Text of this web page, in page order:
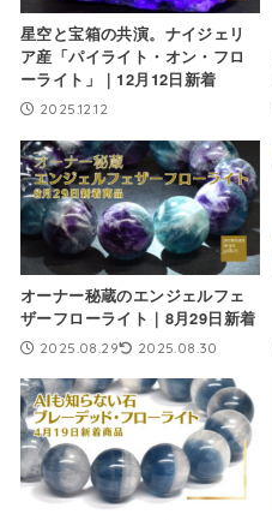
星空と宝箱の共演。ナイジェリ
ア産「パイライト・オン・フロ
ーライト」｜12月12日新着
2025.12.12
オーナー秘蔵のエンジェルフェ
ザーフローライト｜8月29日新着
2025.08.29 2025.08.30